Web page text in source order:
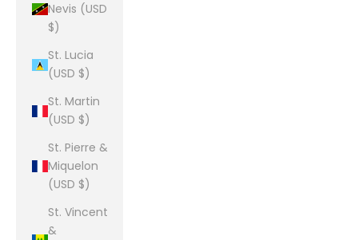
Nevis (USD
$)
St. Lucia
(USD $)
St. Martin
(USD $)
St. Pierre &
Miquelon
(USD $)
St. Vincent
&